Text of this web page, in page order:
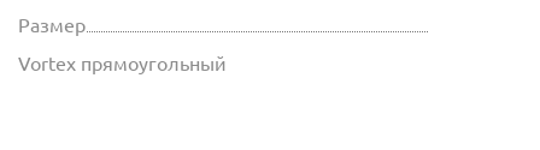
Размер
Vortex прямоугольный